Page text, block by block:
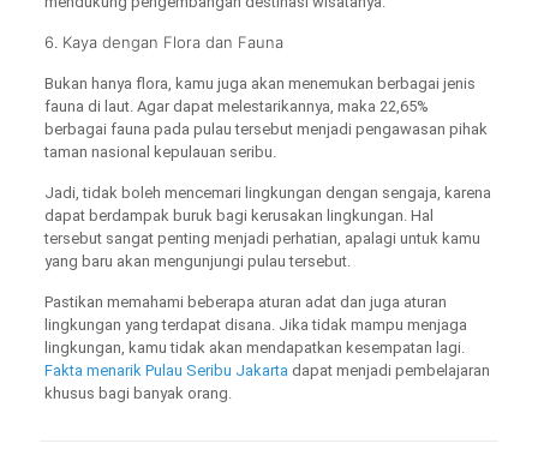
6. Kaya dengan Flora dan Fauna
Bukan hanya flora, kamu juga akan menemukan berbagai jenis
fauna di laut. Agar dapat melestarikannya, maka 22,65%
berbagai fauna pada pulau tersebut menjadi pengawasan pihak
taman nasional kepulauan seribu.
Jadi, tidak boleh mencemari lingkungan dengan sengaja, karena
dapat berdampak buruk bagi kerusakan lingkungan. Hal
tersebut sangat penting menjadi perhatian, apalagi untuk kamu
yang baru akan mengunjungi pulau tersebut.
Pastikan memahami beberapa aturan adat dan juga aturan
lingkungan yang terdapat disana. Jika tidak mampu menjaga
lingkungan, kamu tidak akan mendapatkan kesempatan lagi.
Fakta menarik Pulau Seribu Jakartadapat menjadi pembelajaran
khusus bagi banyak orang.